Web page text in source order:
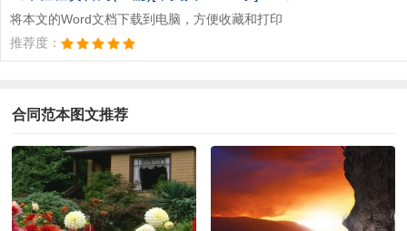
将本文的Word文档下载到电脑，方便收藏和打印
推荐度：
合同范本图文推荐